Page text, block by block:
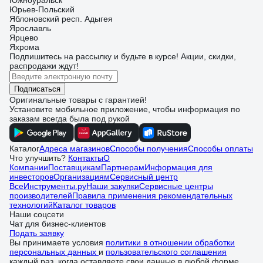
Юрьев-Польский
Яблоновский респ. Адыгея
Ярославль
Ярцево
Яхрома
Подпишитесь на рассылку и будьте в курсе! Акции, скидки,
распродажи ждут!
Подписаться
Оригинальные товары с гарантией!
Установите мобильное приложение, чтобы информация по
заказам всегда была под рукой
КаталогАдреса магазиновСпособы полученияСпособы оплаты
Что улучшить? КонтактыО
КомпанииПоставщикамПартнерамИнформация для
инвесторовОрганизациямСервисный центр
ВсеИнструменты.руНаши закупкиСервисные центры
производителейПравила применения рекомендательных
технологийКаталог товаров
Наши соцсети
Чат для бизнес-клиентов
Подать заявку
Вы принимаете условия политики в отношении обработки
персональных данных и пользовательского соглашения